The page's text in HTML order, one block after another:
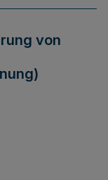
von